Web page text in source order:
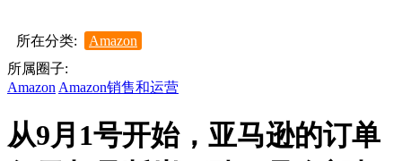
所在分类:
Amazon
所属圈子:
Amazon Amazon销售和运营
从9月1号开始，亚马逊的订单